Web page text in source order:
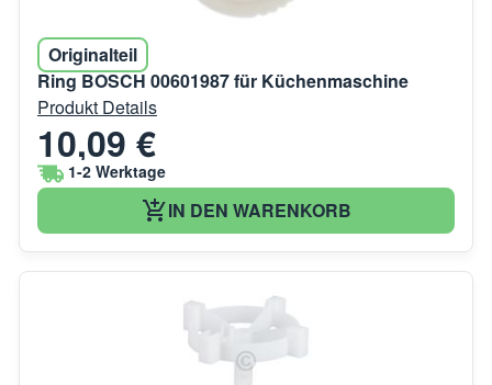
Originalteil
Ring BOSCH 00601987 für Küchenmaschine
Produkt Details
10,09 €
1-2 Werktage
IN DEN WARENKORB